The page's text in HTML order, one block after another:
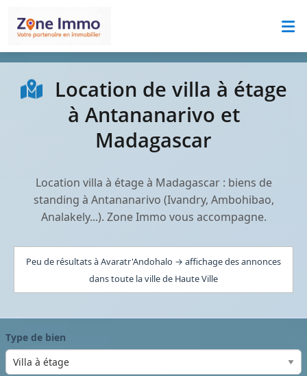
Location de villa à étage
à Antananarivo et
Madagascar
Location villa à étage à Madagascar : biens de
standing à Antananarivo (Ivandry, Ambohibao,
Analakely...). Zone Immo vous accompagne.
Peu de résultats à Avaratr'Andohalo → affichage des annonces
dans toute la ville de Haute Ville
Type de bien